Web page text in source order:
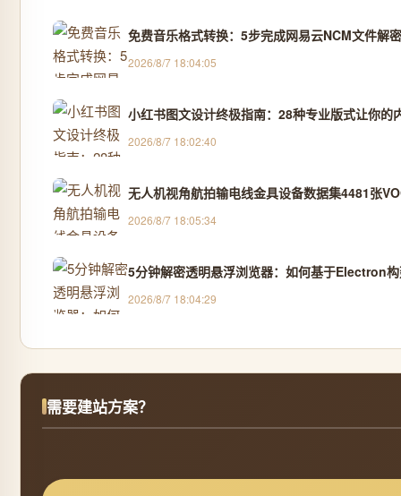
免费音乐格式转换：5步完成网易云NCM文件解
2026/8/7 18:04:05
小红书图文设计终极指南：28种专业版式让你的
2026/8/7 18:02:40
无人机视角航拍输电线金具设备数据集4481张
2026/8/7 18:05:34
5分钟解密透明悬浮浏览器：如何基于Electron
2026/8/7 18:04:29
需要建站方案？